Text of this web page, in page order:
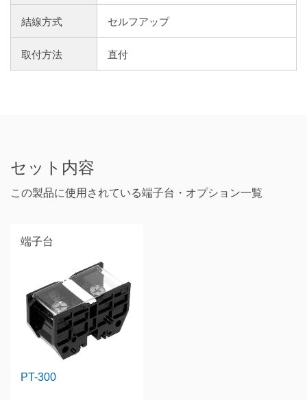
結線方式 セルフアップ
取付方法 直付
セット内容
この製品に使用されている端子台・オプション一覧
端子台
PT-300